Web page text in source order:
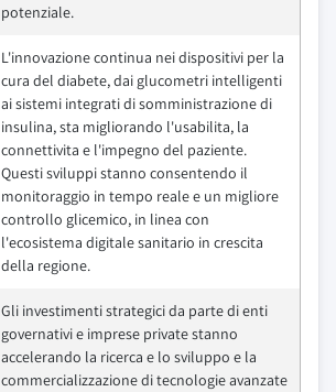
potenziale.
L'innovazione continua nei dispositivi per la
cura del diabete, dai glucometri intelligenti
ai sistemi integrati di somministrazione di
insulina, sta migliorando l'usabilita, la
connettivita e l'impegno del paziente.
Questi sviluppi stanno consentendo il
monitoraggio in tempo reale e un migliore
controllo glicemico, in linea con
l'ecosistema digitale sanitario in crescita
della regione.
Gli investimenti strategici da parte di enti
governativi e imprese private stanno
accelerando la ricerca e lo sviluppo e la
commercializzazione di tecnologie avanzate